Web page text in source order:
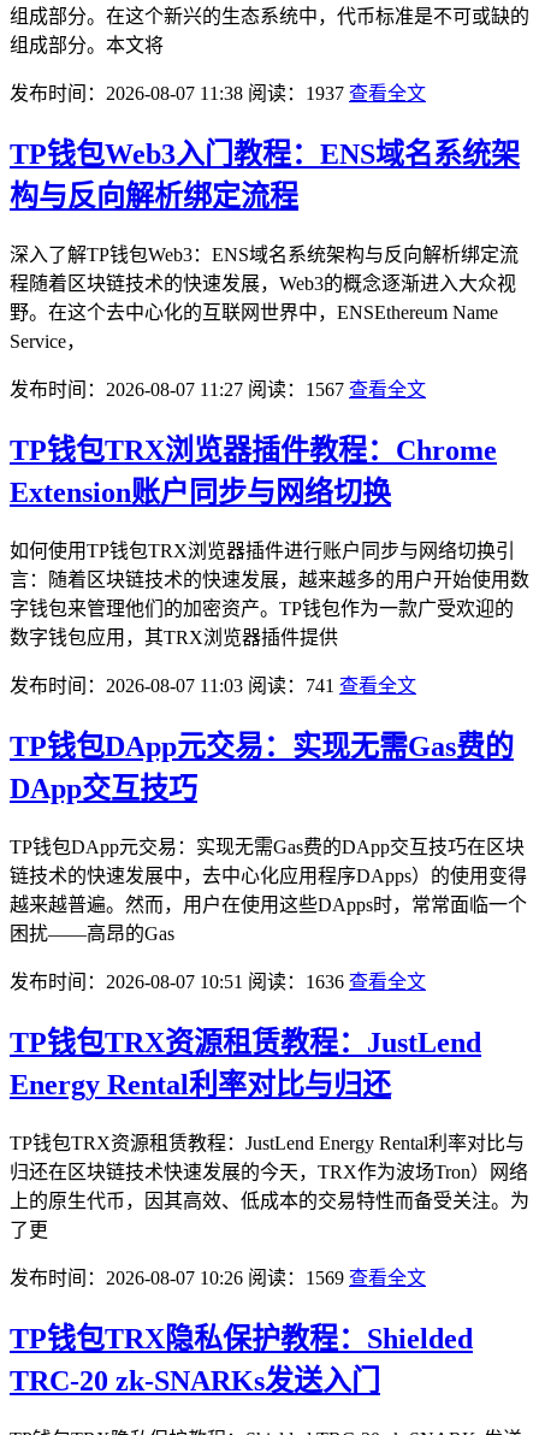
组成部分。在这个新兴的生态系统中，代币标准是不可或缺的
组成部分。本文将
发布时间：2026-08-07 11:38 阅读：1937 查看全文
TP钱包Web3入门教程：ENS域名系统架
构与反向解析绑定流程
深入了解TP钱包Web3：ENS域名系统架构与反向解析绑定流
程随着区块链技术的快速发展，Web3的概念逐渐进入大众视
野。在这个去中心化的互联网世界中，ENSEthereum Name
Service，
发布时间：2026-08-07 11:27 阅读：1567 查看全文
TP钱包TRX浏览器插件教程：Chrome
Extension账户同步与网络切换
如何使用TP钱包TRX浏览器插件进行账户同步与网络切换引
言：随着区块链技术的快速发展，越来越多的用户开始使用数
字钱包来管理他们的加密资产。TP钱包作为一款广受欢迎的
数字钱包应用，其TRX浏览器插件提供
发布时间：2026-08-07 11:03 阅读：741 查看全文
TP钱包DApp元交易：实现无需Gas费的
DApp交互技巧
TP钱包DApp元交易：实现无需Gas费的DApp交互技巧在区块
链技术的快速发展中，去中心化应用程序DApps）的使用变得
越来越普遍。然而，用户在使用这些DApps时，常常面临一个
困扰——高昂的Gas
发布时间：2026-08-07 10:51 阅读：1636 查看全文
TP钱包TRX资源租赁教程：JustLend
Energy Rental利率对比与归还
TP钱包TRX资源租赁教程：JustLend Energy Rental利率对比与
归还在区块链技术快速发展的今天，TRX作为波场Tron）网络
上的原生代币，因其高效、低成本的交易特性而备受关注。为
了更
发布时间：2026-08-07 10:26 阅读：1569 查看全文
TP钱包TRX隐私保护教程：Shielded
TRC-20 zk-SNARKs发送入门